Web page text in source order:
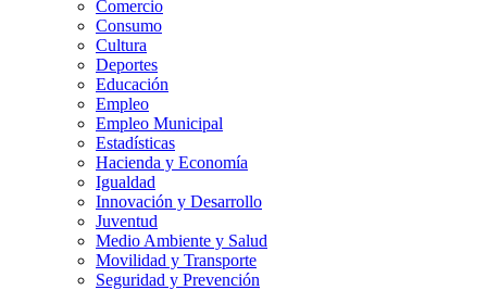
Comercio
Consumo
Cultura
Deportes
Educación
Empleo
Empleo Municipal
Estadísticas
Hacienda y Economía
Igualdad
Innovación y Desarrollo
Juventud
Medio Ambiente y Salud
Movilidad y Transporte
Seguridad y Prevención